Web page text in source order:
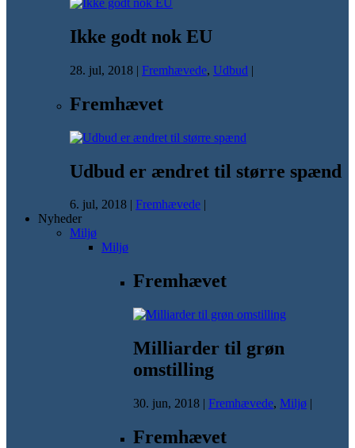
Ikke godt nok EU
28. jul, 2018 | Fremhævede, Udbud |
Fremhævet
Udbud er ændret til større spænd
6. jul, 2018 | Fremhævede |
Nyheder
Miljø
Miljø
Fremhævet
Milliarder til grøn
omstilling
30. jun, 2018 | Fremhævede, Miljø |
Fremhævet